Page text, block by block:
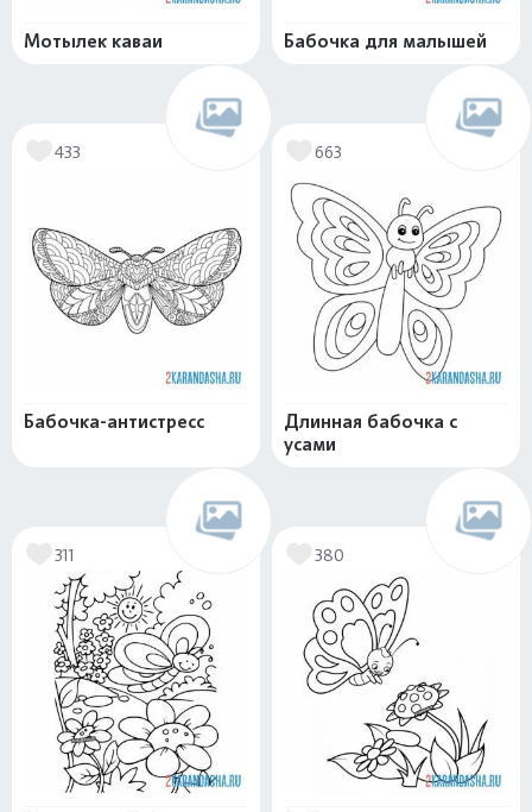
Мотылек каваи Бабочка для малышей
433
Бабочка-антистресс
663
Длинная бабочка с
усами
311 380